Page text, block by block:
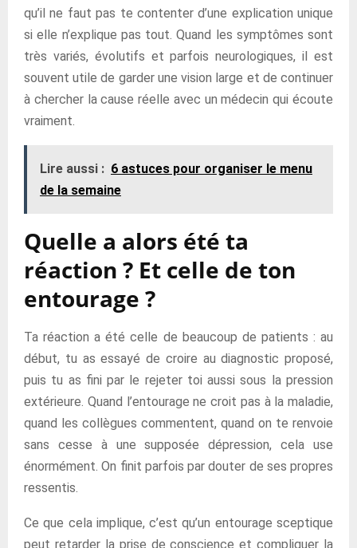
qu’il ne faut pas te contenter d’une explication unique
si elle n’explique pas tout. Quand les symptômes sont
très variés, évolutifs et parfois neurologiques, il est
souvent utile de garder une vision large et de continuer
à chercher la cause réelle avec un médecin qui écoute
vraiment.
Lire aussi : 6 astuces pour organiser le menu
de la semaine
Quelle a alors été ta
réaction ? Et celle de ton
entourage ?
Ta réaction a été celle de beaucoup de patients : au
début, tu as essayé de croire au diagnostic proposé,
puis tu as fini par le rejeter toi aussi sous la pression
extérieure. Quand l’entourage ne croit pas à la maladie,
quand les collègues commentent, quand on te renvoie
sans cesse à une supposée dépression, cela use
énormément. On finit parfois par douter de ses propres
ressentis.
Ce que cela implique, c’est qu’un entourage sceptique
peut retarder la prise de conscience et compliquer la